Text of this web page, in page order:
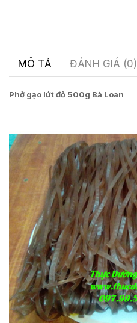
MÔ TẢ ĐÁNH GIÁ (0)
Phở gạo lứt đỏ 500g Bà Loan